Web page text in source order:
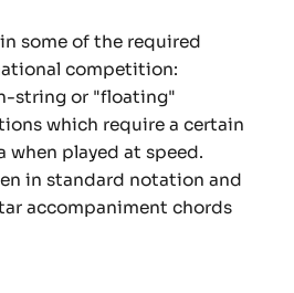
some of the required
competition:
string or "floating"
which require a certain
when played at speed.
in standard notation and
accompaniment chords